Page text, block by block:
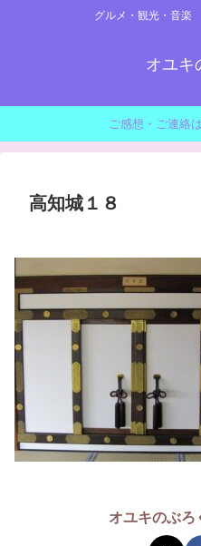
グルメ・観光・音楽
オユキ
ご感想・ご連絡
高知城１８
オユキのぶろ